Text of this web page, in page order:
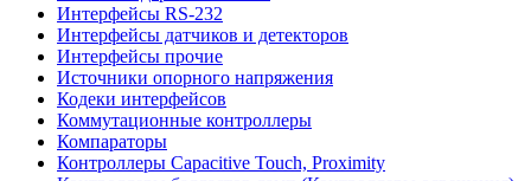
Интерфейсы RS-232
Интерфейсы датчиков и детекторов
Интерфейсы прочие
Источники опорного напряжения
Кодеки интерфейсов
Коммутационные контроллеры
Компараторы
Контроллеры Capacitive Touch, Proximity